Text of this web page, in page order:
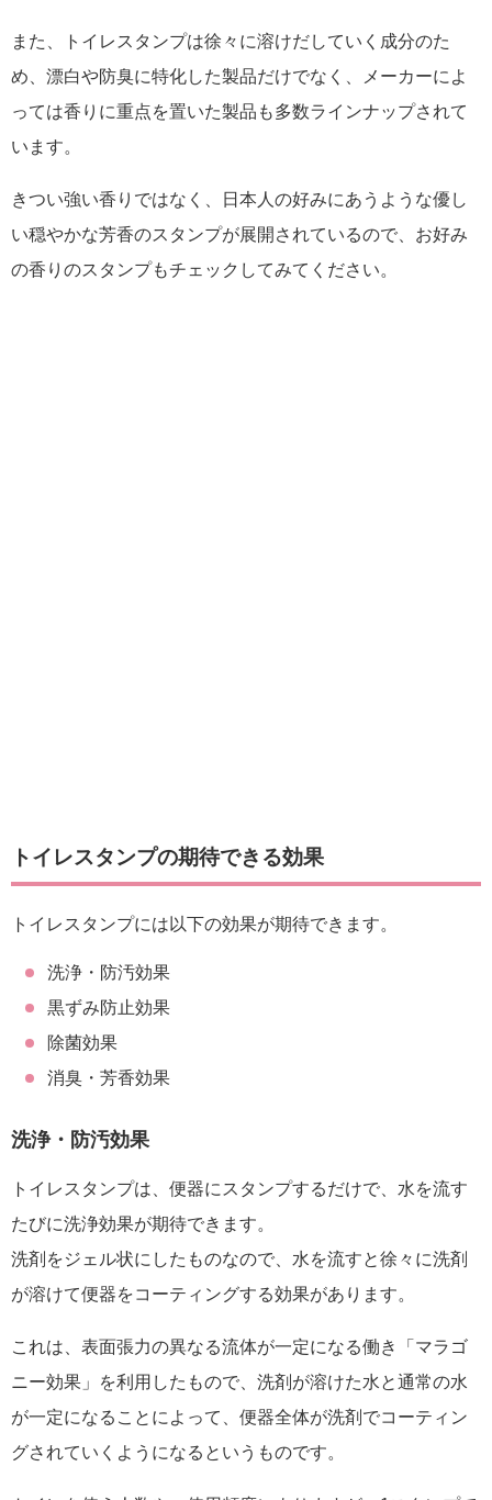
また、トイレスタンプは徐々に溶けだしていく成分のた
め、漂白や防臭に特化した製品だけでなく、メーカーによ
っては香りに重点を置いた製品も多数ラインナップされて
います。
きつい強い香りではなく、日本人の好みにあうような優し
い穏やかな芳香のスタンプが展開されているので、お好み
の香りのスタンプもチェックしてみてください。
トイレスタンプの期待できる効果
トイレスタンプには以下の効果が期待できます。
洗浄・防汚効果
黒ずみ防止効果
除菌効果
消臭・芳香効果
洗浄・防汚効果
トイレスタンプは、便器にスタンプするだけで、水を流す
たびに洗浄効果が期待できます。
洗剤をジェル状にしたものなので、水を流すと徐々に洗剤
が溶けて便器をコーティングする効果があります。
これは、表面張力の異なる流体が一定になる働き「マラゴ
ニー効果」を利用したもので、洗剤が溶けた水と通常の水
が一定になることによって、便器全体が洗剤でコーティン
グされていくようになるというものです。